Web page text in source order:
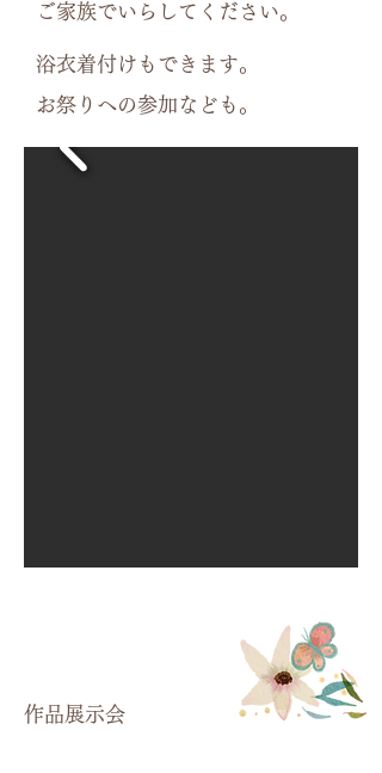
作品展示会
ご家族でいらしてください。
浴衣着付けもできます。
お祭りへの参加なども。